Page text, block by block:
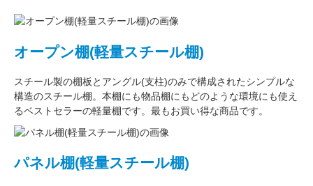
オープン棚(軽量スチール棚)
スチール製の棚板 と アングル(支柱)のみで構成されたシンプルな
構造のスチール棚。本棚にも物品棚にもどのような環境にも使え
るベストセラーの軽量棚です。最もお買い得な商品です。
パネル棚(軽量スチール棚)